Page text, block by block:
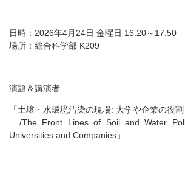
日時：2026年4月24日 金曜日 16:20～17:50
場所：総合科学部 K209
演題＆講演者
「土壌・水環境汚染の現場: 大学や企業の役割
/The Front Lines of Soil and Water
Universities and Companies」